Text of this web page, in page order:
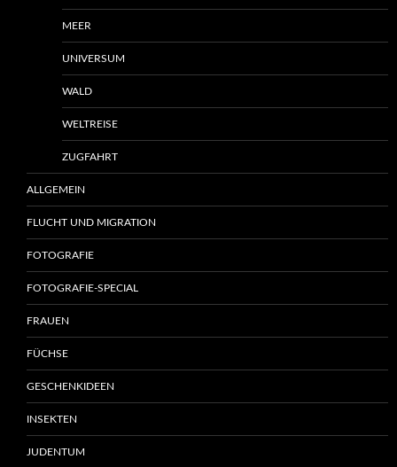
MEER
UNIVERSUM
WALD
WELTREISE
ZUGFAHRT
ALLGEMEIN
FLUCHT UND MIGRATION
FOTOGRAFIE
FOTOGRAFIE-SPECIAL
FRAUEN
FÜCHSE
GESCHENKIDEEN
INSEKTEN
JUDENTUM